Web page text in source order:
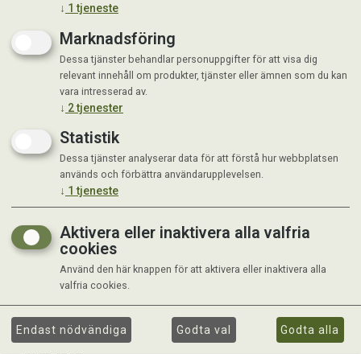
↓ 1 tjeneste
Marknadsföring
Dessa tjänster behandlar personuppgifter för att visa dig
relevant innehåll om produkter, tjänster eller ämnen som du kan
vara intresserad av.
↓ 2tjenester
Statistik
Dessa tjänster analyserar data för att förstå hur webbplatsen
används och förbättra användarupplevelsen.
↓ 1 tjeneste
Aktivera eller inaktivera alla valfria
cookies
Använd den här knappen för att aktivera eller inaktivera alla
valfria cookies.
Endast nödvändiga Godta val Godta alla